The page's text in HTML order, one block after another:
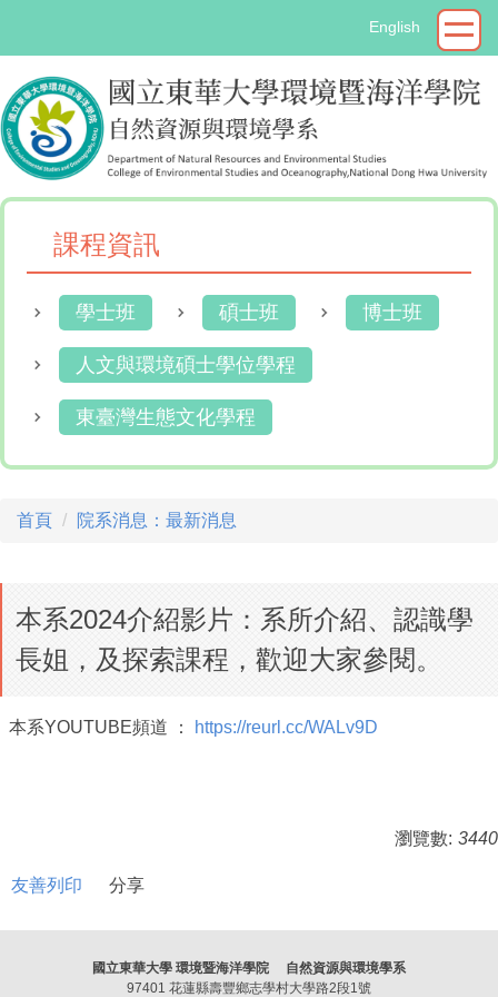
要
內
容
區
English
課程資訊
學士班 碩士班 博士班
人文與環境碩士學位學程
東臺灣生態文化學程
首頁 院系消息：最新消息
本系2024介紹影片：系所介紹、認識學
長姐，及探索課程，歡迎大家參閱。
本系YOUTUBE頻道 ： https://reurl.cc/WALv9D
瀏覽數: 3440
友善列印 分享
國立東華大學 環境暨海洋學院 自然資源與環境學系
97401 花蓮縣壽豐鄉志學村大學路2段1號